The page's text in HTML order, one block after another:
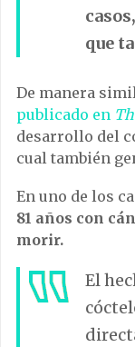
que
De manera
publicado en
desarrollo del
cual también
En uno de los
81 años con
morir.
El